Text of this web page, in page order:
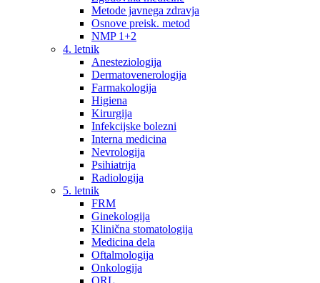
Metode javnega zdravja
Osnove preisk. metod
NMP 1+2
4. letnik
Anesteziologija
Dermatovenerologija
Farmakologija
Higiena
Kirurgija
Infekcijske bolezni
Interna medicina
Nevrologija
Psihiatrija
Radiologija
5. letnik
FRM
Ginekologija
Klinična stomatologija
Medicina dela
Oftalmologija
Onkologija
ORL